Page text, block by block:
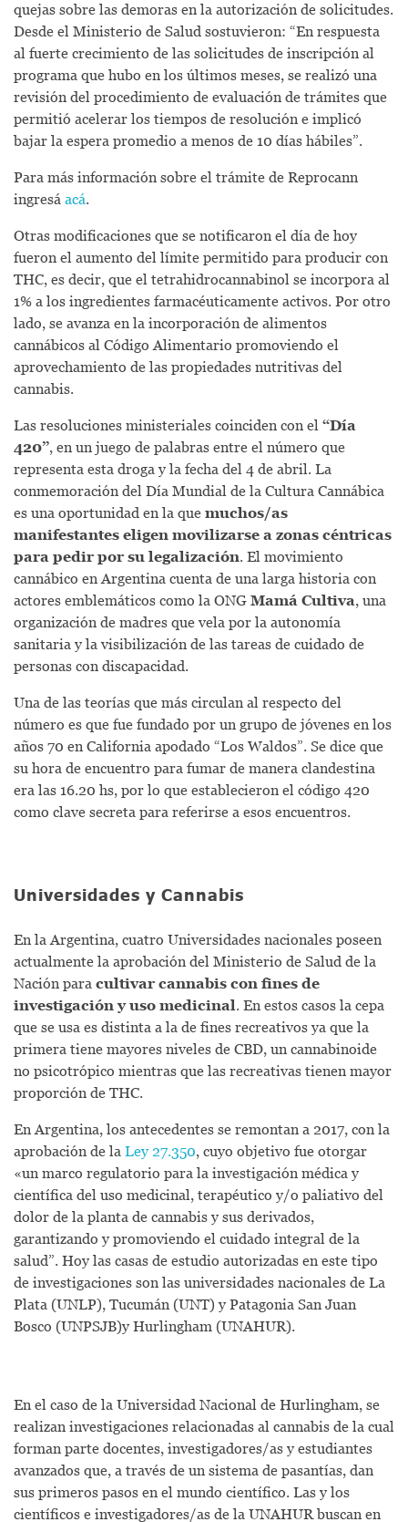
quejas sobre las demoras en la autorización de solicitudes.
Desde el Ministerio de Salud sostuvieron: “En respuesta
al fuerte crecimiento de las solicitudes de inscripción al
programa que hubo en los últimos meses, se realizó una
revisión del procedimiento de evaluación de trámites que
permitió acelerar los tiempos de resolución e implicó
bajar la espera promedio a menos de 10 días hábiles”.
Para más información sobre el trámite de Reprocann
ingresá acá.
Otras modificaciones que se notificaron el día de hoy
fueron el aumento del límite permitido para producir con
THC, es decir, que el tetrahidrocannabinol se incorpora al
1% a los ingredientes farmacéuticamente activos. Por otro
lado, se avanza en la incorporación de alimentos
cannábicos al Código Alimentario promoviendo el
aprovechamiento de las propiedades nutritivas del
cannabis.
Las resoluciones ministeriales coinciden con el “Día
420”, en un juego de palabras entre el número que
representa esta droga y la fecha del 4 de abril. La
conmemoración del Día Mundial de la Cultura Cannábica
es una oportunidad en la que muchos/as
manifestantes eligen movilizarse a zonas céntricas
para pedir por su legalización. El movimiento
cannábico en Argentina cuenta de una larga historia con
actores emblemáticos como la ONG Mamá Cultiva, una
organización de madres que vela por la autonomía
sanitaria y la visibilización de las tareas de cuidado de
personas con discapacidad.
Una de las teorías que más circulan al respecto del
número es que fue fundado por un grupo de jóvenes en los
años 70 en California apodado “Los Waldos”. Se dice que
su hora de encuentro para fumar de manera clandestina
era las 16.20 hs, por lo que establecieron el código 420
como clave secreta para referirse a esos encuentros.
Universidades y Cannabis
En la Argentina, cuatro Universidades nacionales poseen
actualmente la aprobación del Ministerio de Salud de la
Nación para cultivar cannabis con fines de
investigación y uso medicinal. En estos casos la cepa
que se usa es distinta a la de fines recreativos ya que la
primera tiene mayores niveles de CBD, un cannabinoide
no psicotrópico mientras que las recreativas tienen mayor
proporción de THC.
En Argentina, los antecedentes se remontan a 2017, con la
aprobación de la Ley 27.350, cuyo objetivo fue otorgar
«un marco regulatorio para la investigación médica y
científica del uso medicinal, terapéutico y/o paliativo del
dolor de la planta de cannabis y sus derivados,
garantizando y promoviendo el cuidado integral de la
salud”. Hoy las casas de estudio autorizadas en este tipo
de investigaciones son las universidades nacionales de La
Plata (UNLP), Tucumán (UNT) y Patagonia San Juan
Bosco (UNPSJB)y Hurlingham (UNAHUR).
En el caso de la Universidad Nacional de Hurlingham, se
realizan investigaciones relacionadas al cannabis de la cual
forman parte docentes, investigadores/as y estudiantes
avanzados que, a través de un sistema de pasantías, dan
sus primeros pasos en el mundo científico. Las y los
científicos e investigadores/as de la UNAHUR buscan en